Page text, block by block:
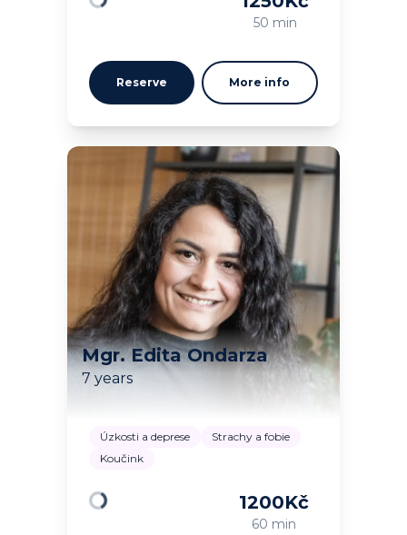
50 min
Reserve More info
Mgr. Edita Ondarza
7 years
Úzkosti a deprese
Strachy a fobie
Koučink
1200Kč
60 min